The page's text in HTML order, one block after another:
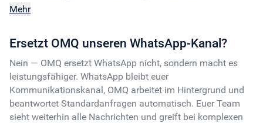
WhatsApp und arbeitet direkt aus einer zentralen
Mehr
Ersetzt OMQ unseren WhatsApp-Kanal?
Nein — OMQ ersetzt WhatsApp nicht, sondern macht es
leistungsfähiger. WhatsApp bleibt euer
Kommunikationskanal, OMQ arbeitet im Hintergrund und
beantwortet Standardanfragen automatisch. Euer Team
sieht weiterhin alle Nachrichten und greift bei komplexen